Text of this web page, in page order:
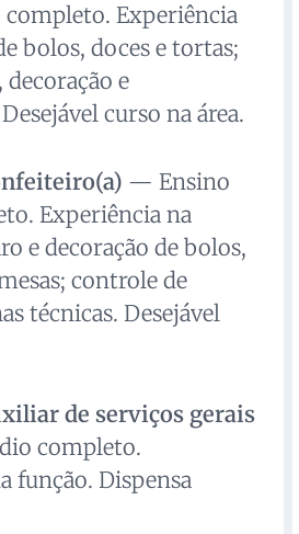
Experiência
bolos, doces e tortas;
decoração e
curso na área.
— Ensino
Experiência na
e decoração de bolos,
controle de
técnicas. Desejável
de serviços gerais
completo.
função. Dispensa